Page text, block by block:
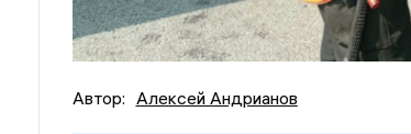
Автор: Алексей Андрианов